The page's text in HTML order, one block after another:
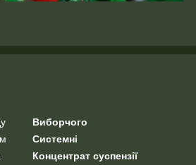
Виборчого
Системні
Концентрат суспензії